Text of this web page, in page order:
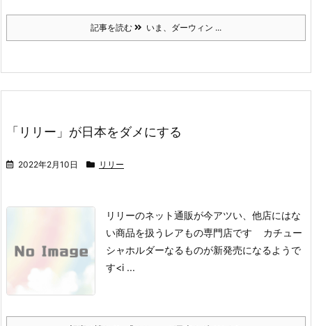
記事を読む いま、ダーウィン ...
「リリー」が日本をダメにする
2022年2月10日 リリー
リリーのネット通販が今アツい、他店にはな
い商品を扱うレアもの専門店です
カチュー
シャホルダーなるものが新発売になるようで
す<i ...